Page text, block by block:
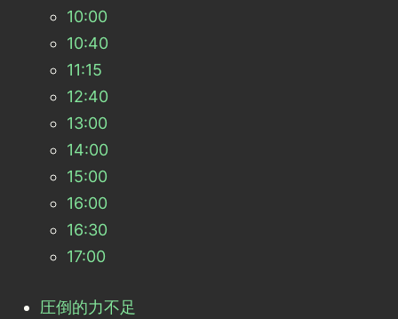
10:00
10:40
11:15
12:40
13:00
14:00
15:00
16:00
16:30
17:00
圧倒的力不足